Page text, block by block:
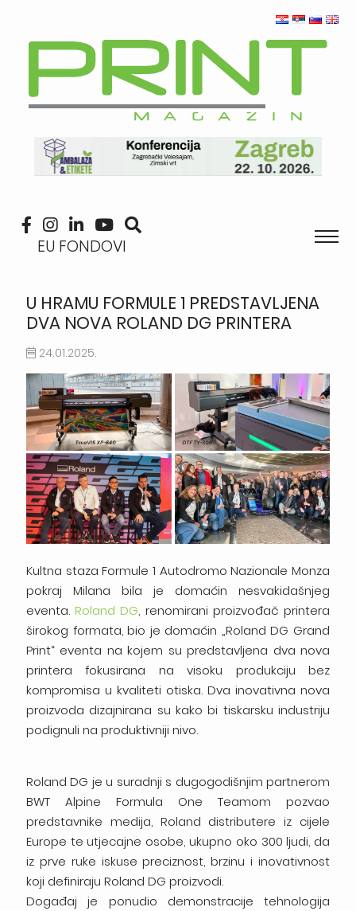
EU FONDOVI
U HRAMU FORMULE 1 PREDSTAVLJENA
DVA NOVA ROLAND DG PRINTERA
24.01.2025.
Kultna staza Formule 1 Autodromo Nazionale Monza
pokraj Milana bila je domaćin nesvakidašnjeg
eventa. Roland DG, renomirani proizvođač printera
širokog formata, bio je domaćin „Roland DG Grand
Print“ eventa na kojem su predstavljena dva nova
printera fokusirana na visoku produkciju bez
kompromisa u kvaliteti otiska. Dva inovativna nova
proizvoda dizajnirana su kako bi tiskarsku industriju
podignuli na produktivniji nivo.
Roland DG je u suradnji s dugogodišnjim partnerom
BWT Alpine Formula One Teamom pozvao
predstavnike medija, Roland distributere iz cijele
Europe te utjecajne osobe, ukupno oko 300 ljudi, da
iz prve ruke iskuse preciznost, brzinu i inovativnost
koji definiraju Roland DG proizvodi.
Događaj je ponudio demonstracije tehnologija